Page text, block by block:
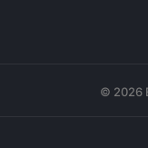
© 2026